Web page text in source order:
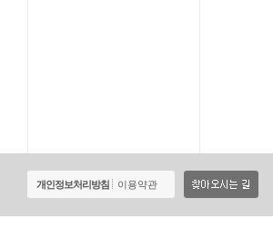
개인정보처리방침 이용약관